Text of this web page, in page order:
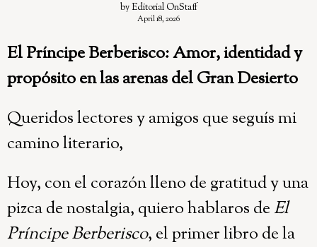
byEditorial OnStaff
April 18, 2026
El Príncipe Berberisco: Amor, identidad y
propósito en las arenas del Gran Desierto
Queridos lectores y amigos que seguís mi
camino literario,
Hoy, con el corazón lleno de gratitud y una
pizca de nostalgia, quiero hablaros de El
Príncipe Berberisco, el primer libro de la